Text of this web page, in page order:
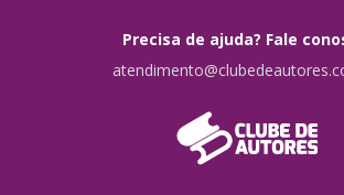
Precisa de ajuda? Fale